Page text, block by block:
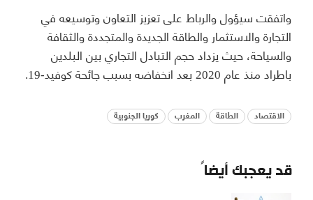
واتفقت سيؤول والرباط على تعزيز التعاون وتوسيعه في
التجارة والاستثمار والطاقة الجديدة والمتجددة والثقافة
والسياحة، حيث يزداد حجم التبادل التجاري بين البلدين
باطراد منذ عام 2020 بعد انخفاضه بسبب جائحة كوفيد-19.
الاقتصاد الطاقة المغرب كوريا الجنوبية
قد يعجبك أيضاً